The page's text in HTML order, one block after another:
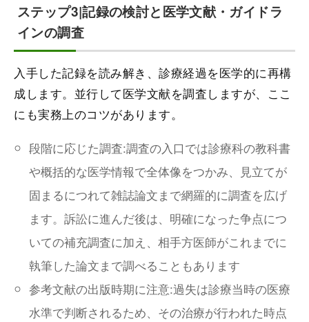
ステップ3|記録の検討と医学文献・ガイドラ
インの調査
入手した記録を読み解き、診療経過を医学的に再構
成します。並行して医学文献を調査しますが、ここ
にも実務上のコツがあります。
段階に応じた調査:調査の入口では診療科の教科書
や概括的な医学情報で全体像をつかみ、見立てが
固まるにつれて雑誌論文まで網羅的に調査を広げ
ます。訴訟に進んだ後は、明確になった争点につ
いての補充調査に加え、相手方医師がこれまでに
執筆した論文まで調べることもあります
参考文献の出版時期に注意:過失は診療当時の医療
水準で判断されるため、その治療が行われた時点